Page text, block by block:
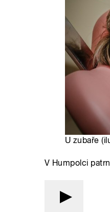
U zubaře
V Humpolci